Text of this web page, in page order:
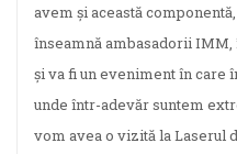
avem şi această
înseamnă ambasadorii IMM,
şi va fi un eveniment în care
unde într-adevăr suntem
vom avea o vizită la Laserul